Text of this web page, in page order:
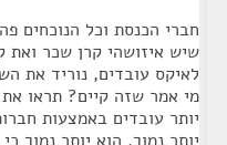
חברי הכנסת וכל הנוכחים
שיש איזושהי קרן שכר ואת
לאיקס עובדים, נוריד את
מי אמר שזה קיים? תראו
יותר עובדים באמצעות